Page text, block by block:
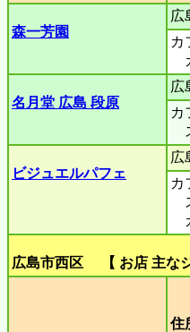
森一芳園
広
カ
名月堂 広島 段原
広
カ
ビジュエルパフェ
広
カ
広島市西区 【 お店 主な
住